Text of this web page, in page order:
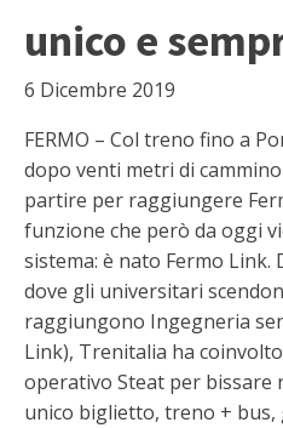
unico e
6 Dicembre 2019
FERMO – Col treno fino a
dopo venti metri di
partire per raggiungere
funzione che però da oggi
sistema: è nato Fermo Link.
dove gli universitari
raggiungono Ingegneria
Link), Trenitalia ha
operativo Steat per bissare
unico biglietto, treno + bus,